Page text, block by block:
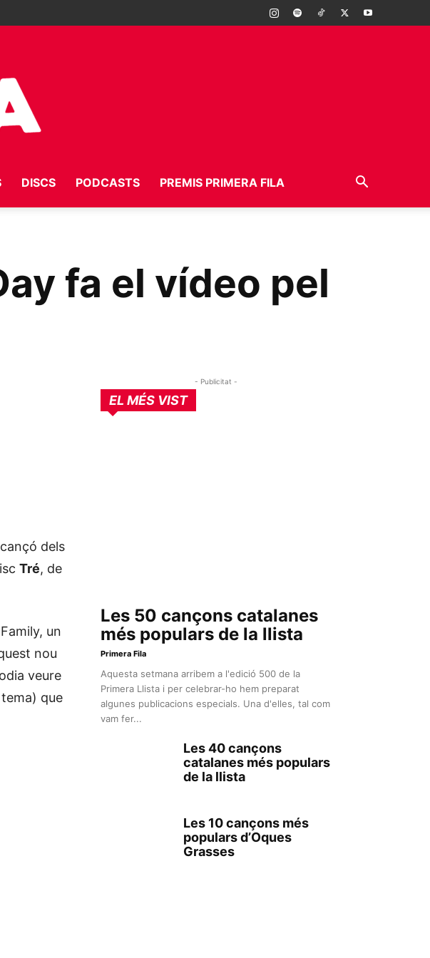
DISCS PODCASTS PREMIS PRIMERA FILA
fa el vídeo pel
dels
Tré, de
un
nou
veure
que
- Publicitat -
EL MÉS VIST
Les 50 cançons catalanes
més populars de la llista
Primera Fila
Aquesta setmana arribem a l'edició 500 de la
Primera Llista i per celebrar-ho hem preparat
algunes publicacions especials. Una d'elles, tal com
vam fer...
Les 40 cançons
catalanes més populars
de la llista
Les 10 cançons més
populars d’Oques
Grasses